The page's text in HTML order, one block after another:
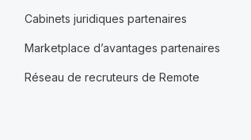
Cabinets juridiques partenaires
Marketplace d’avantages partenaires
Réseau de recruteurs de Remote